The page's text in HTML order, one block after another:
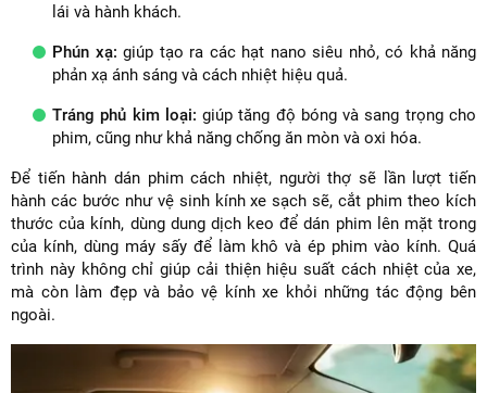
lái và hành khách.
Phún xạ: giúp tạo ra các hạt nano siêu nhỏ, có khả năng
phản xạ ánh sáng và cách nhiệt hiệu quả.
Tráng phủ kim loại:giúp tăng độ bóng và sang trọng cho
phim, cũng như khả năng chống ăn mòn và oxi hóa.
Để tiến hành dán phim cách nhiệt, người thợ sẽ lần lượt tiến
hành các bước như vệ sinh kính xe sạch sẽ, cắt phim theo kích
thước của kính, dùng dung dịch keo để dán phim lên mặt trong
của kính, dùng máy sấy để làm khô và ép phim vào kính. Quá
trình này không chỉ giúp cải thiện hiệu suất cách nhiệt của xe,
mà còn làm đẹp và bảo vệ kính xe khỏi những tác động bên
ngoài.